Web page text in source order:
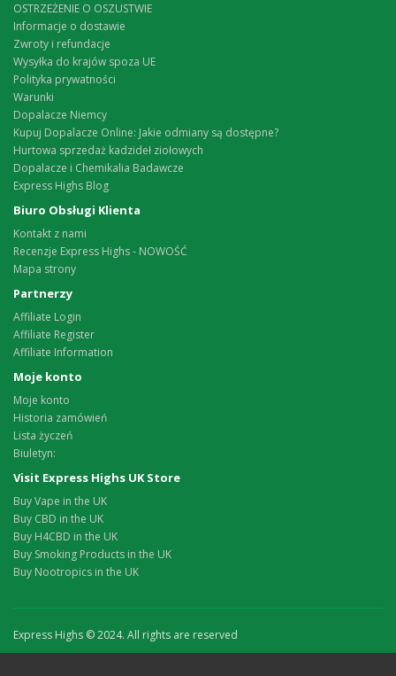
OSTRZEŻENIE O OSZUSTWIE
Informacje o dostawie
Zwroty i refundacje
Wysyłka do krajów spoza UE
Polityka prywatności
Warunki
Dopalacze Niemcy
Kupuj Dopalacze Online: Jakie odmiany są dostępne?
Hurtowa sprzedaż kadzideł ziołowych
Dopalacze i Chemikalia Badawcze
Express Highs Blog
Biuro Obsługi Klienta
Kontakt z nami
Recenzje Express Highs - NOWOŚĆ
Mapa strony
Partnerzy
Affiliate Login
Affiliate Register
Affiliate Information
Moje konto
Moje konto
Historia zamówień
Lista życzeń
Biuletyn:
Visit Express Highs UK Store
Buy Vape in the UK
Buy CBD in the UK
Buy H4CBD in the UK
Buy Smoking Products in the UK
Buy Nootropics in the UK
Express Highs © 2024. All rights are reserved